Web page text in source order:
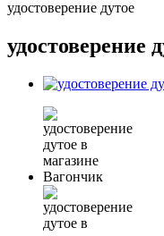
удостоверение дутое
удостоверение